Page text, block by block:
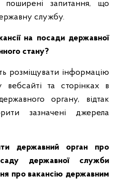
поширені запитання, що
службу.
на посади державної
стану?
розміщувати інформацію
та сторінках в
органу, відтак
зазначені джерела
державний орган про
державної служби
про вакансію державним